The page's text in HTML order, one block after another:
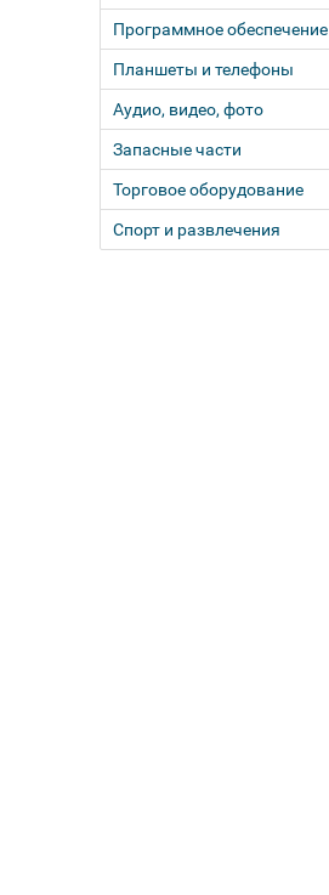
Программное обеспечение
Планшеты и телефоны
Аудио, видео, фото
Запасные части
Торговое оборудование
Спорт и развлечения